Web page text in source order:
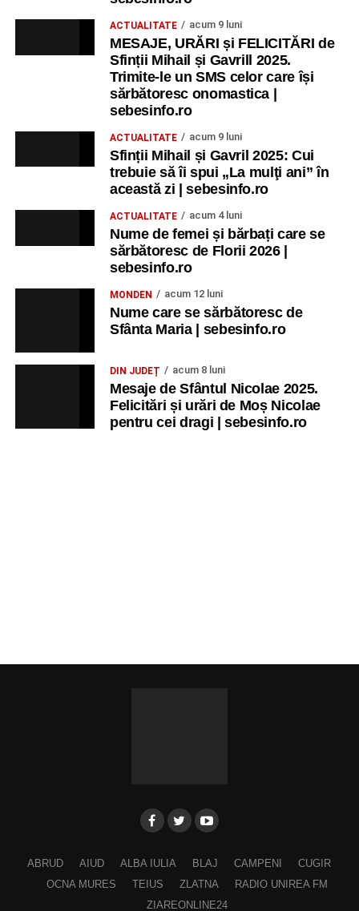
ACTUALITATE acum 9 luni
MESAJE, URĂRI și FELICITĂRI de
Sfinții Mihail și Gavrill 2025.
Trimite-le un SMS celor care își
sărbătoresc onomastica |
sebesinfo.ro
ACTUALITATE acum 9 luni
Sfinții Mihail și Gavril 2025: Cui
trebuie să îi spui „La mulţi ani” în
această zi | sebesinfo.ro
ACTUALITATE acum 4 luni
Nume de femei și bărbați care se
sărbătoresc de Florii 2026 |
sebesinfo.ro
MONDEN acum 12 luni
Nume care se sărbătoresc de
Sfânta Maria | sebesinfo.ro
DIN JUDEȚ acum 8 luni
Mesaje de Sfântul Nicolae 2025.
Felicitări și urări de Moș Nicolae
pentru cei dragi | sebesinfo.ro
ABRUD AIUD ALBA IULIA BLAJ CAMPENI
CUGIR
OCNA MURES
TEIUS ZLATNA
RADIO UNIREA FM
ZIAREONLINE24